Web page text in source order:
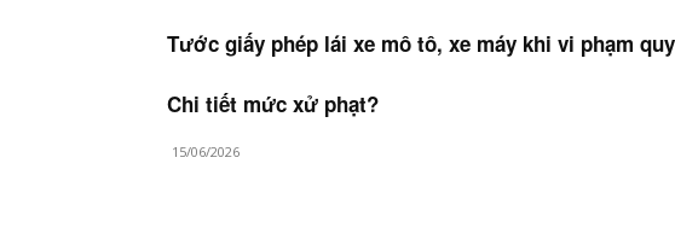
Tước giấy phép lái xe mô tô, xe máy khi vi phạm
Chi tiết mức xử phạt?
15/06/2026